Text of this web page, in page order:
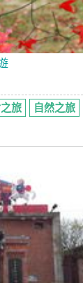
旅 自然之旅